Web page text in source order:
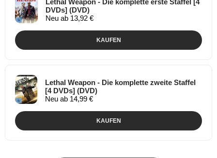
DVDs] (DVD)
Neu ab 13,92 €
KAUFEN
Lethal Weapon - Die komplette zweite Staffel
[4 DVDs] (DVD)
Neu ab 14,99 €
KAUFEN